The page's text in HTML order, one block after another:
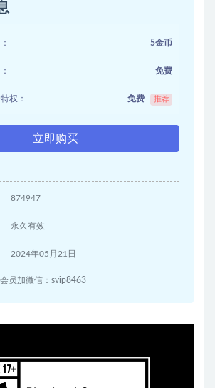
5金币
免费
权： 免费 推荐
立即购买
874947
永久有效
2024年05月21日
员加微信：svip8463